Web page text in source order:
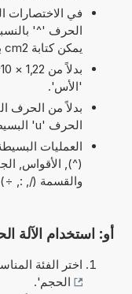
في
يمكن كتابة cm2 بدلاً من cm^2.
'الأس'.
الحرف 'u' البسيط، على سبيل المثال uPa بدلاً من µPa.
العمليات
والقسمة (/, :,
أو: استخدام الآلة
اختر الفئة
الحجم'.